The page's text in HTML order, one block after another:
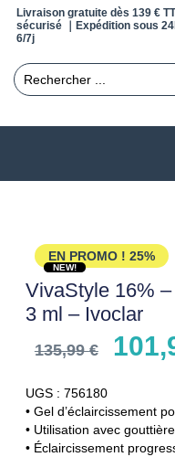
Livraison gratuite dès 139 €
sécurisé ｜Expédition sous
6/7j
EN PROMO ! 25%
NEW!
VivaStyle 16%
3 ml – Ivoclar
135,99€
UGS : 756180
• Gel d’éclaircissement
• Utilisation avec
• Éclaircissement